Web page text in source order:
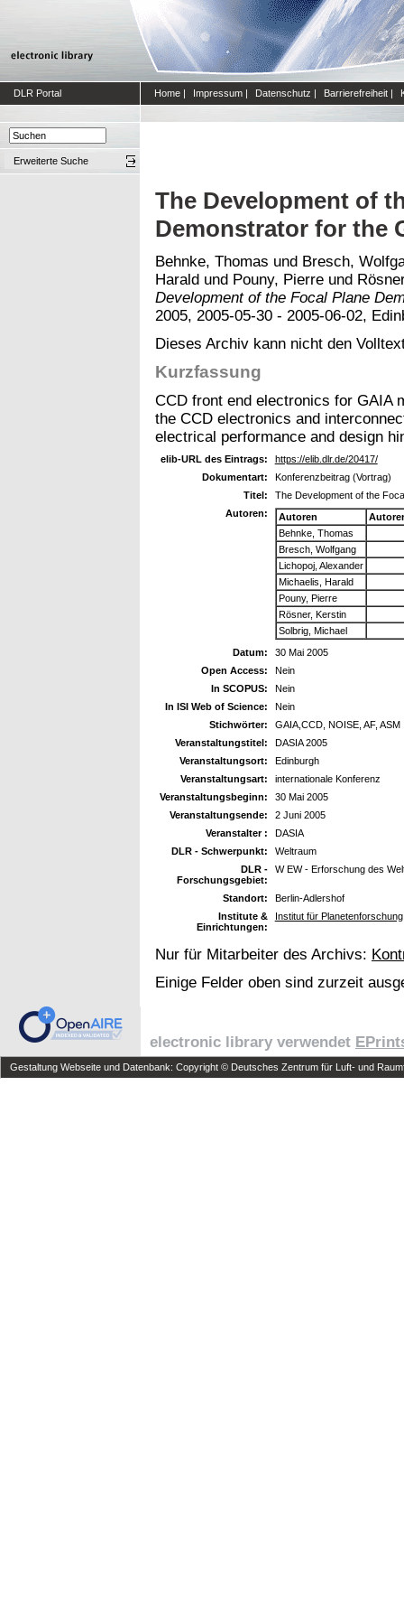
DLR Portal Home | Impressum | Datenschutz | Barrierefreiheit |
Erweiterte Suche
The Development of
Demonstrator for the
Behnke, Thomas und Bresch,
Harald und Pouny, Pierre und
Development of the Focal Plane
2005, 2005-05-30 - 2005-06-02,
Dieses Archiv kann nicht den
Kurzfassung
CCD front end electronics for GAIA
the CCD electronics and
electrical performance and design
elib-URL des Eintrags:
https://elib.dlr.de/20417/
Dokumentart:
Konferenzbeitrag (Vortrag)
Titel:
The Development of the
Autoren:
Autoren
Behnke, Thomas
Bresch, Wolfgang
Lichopoj, Alexander
Michaelis, Harald
Pouny, Pierre
Rösner, Kerstin
Solbrig, Michael
Datum:
30 Mai 2005
Open Access:
Nein
In SCOPUS:
Nein
In ISI Web of Science:
Nein
Stichwörter:
GAIA,CCD, NOISE, AF, ASM
Veranstaltungstitel:
DASIA 2005
Veranstaltungsort:
Edinburgh
Veranstaltungsart:
internationale Konferenz
Veranstaltungsbeginn:
30 Mai 2005
Veranstaltungsende:
2 Juni 2005
Veranstalter :
DASIA
DLR - Schwerpunkt:
Weltraum
DLR -
Forschungsgebiet:
W EW - Erforschung des
Standort:
Berlin-Adlershof
Institute &
Einrichtungen:
Institut für Planetenforschung
Nur für Mitarbeiter des Archivs:
Einige Felder oben sind zurzeit
electronic library verwendet
Gestaltung Webseite und Datenbank: Copyright © Deutsches Zentrum für Luft- und